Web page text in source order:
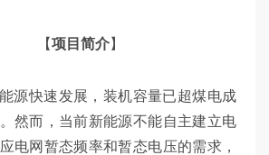
【项目简介】
源快速发展，装机容量已超煤电成
然而，当前新能源不能自主建立电
电网暂态频率和暂态电压的需求，